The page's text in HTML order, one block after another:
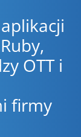
OTT i
firmy